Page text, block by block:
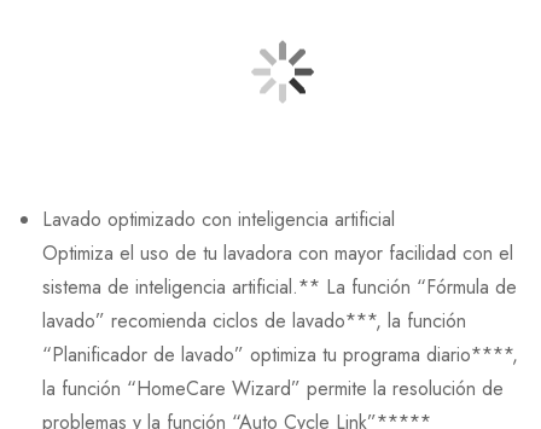
Lavado optimizado con inteligencia artificial
Optimiza el uso de tu lavadora con mayor facilidad con el
sistema de inteligencia artificial.** La función “Fórmula de
lavado” recomienda ciclos de lavado***, la función
“Planificador de lavado” optimiza tu programa diario****,
la función “HomeCare Wizard” permite la resolución de
problemas y la función “Auto Cycle Link”*****